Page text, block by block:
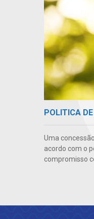
POLITICA
Uma
acordo com o
compromisso